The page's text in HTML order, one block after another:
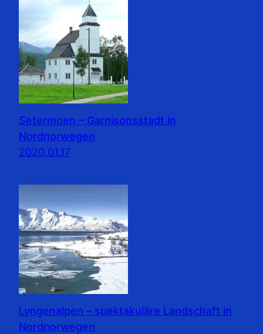
Setermoen – Garnisonsstadt in
Nordnorwegen
2020.01.17
Lyngenalpen – spektakuläre Landschaft in
Nordnorwegen